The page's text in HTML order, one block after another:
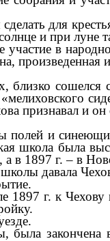
для
и при луне
в
сошелся
признавал и
и
школа была
в 1897 г. – в
давала
1897 г. к
была